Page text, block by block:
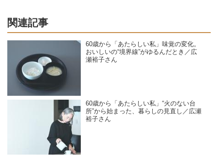
関連記事
60歳から「あたらしい私」味覚の変化。
おいしいの“境界線”がゆるんだとき／広
瀬裕子さん
60歳から「あたらしい私」“火のない台
所”から始まった、暮らしの見直し／広瀬
裕子さん